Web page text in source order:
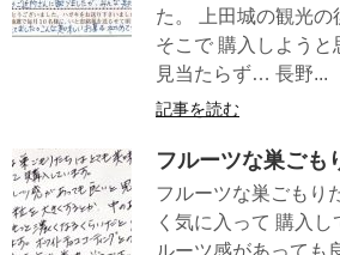
た。 上田城の観光の
そこで 購入しよう
見当たらず… 長野...
記事を読む
フルーツな巣ごも
フルーツな巣ごもり
く気に入って 購入